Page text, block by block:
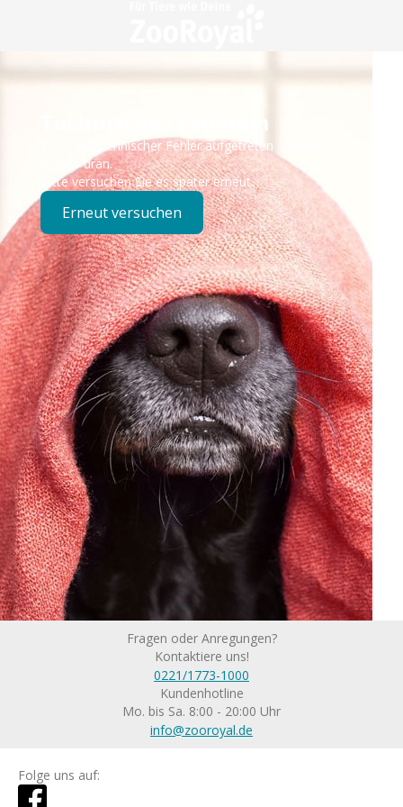
Technisches Problem
Es ist ein technischer Fehler aufgetreten – wir sind
bereits dran.
Bitte versuchen Sie es später erneut.
Erneut versuchen
Fragen oder Anregungen?
Kontaktiere uns!
0221/1773-1000
Kundenhotline
Mo. bis Sa. 8:00 - 20:00 Uhr
info@zooroyal.de
Folge uns auf: